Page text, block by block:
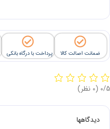
ضمانت اصالت کالا پرداخت با درگاه بانکی
‫0/5 ‫(0 نظر)
دیدگاهها